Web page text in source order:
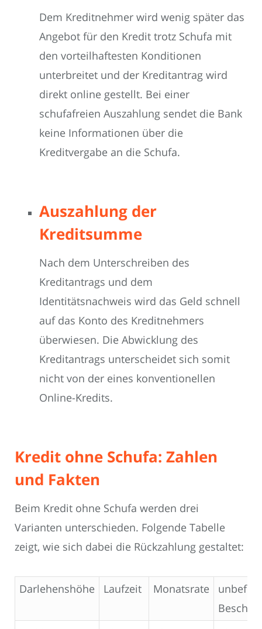
Dem Kreditnehmer wird wenig später das
Angebot für den Kredit trotz Schufa mit
den vorteilhaftesten Konditionen
unterbreitet und der Kreditantrag wird
direkt online gestellt. Bei einer
schufafreien Auszahlung sendet die Bank
keine Informationen über die
Kreditvergabe an die Schufa.
Auszahlung der
Kreditsumme
Nach dem Unterschreiben des
Kreditantrags und dem
Identitätsnachweis wird das Geld schnell
auf das Konto des Kreditnehmers
überwiesen. Die Abwicklung des
Kreditantrags unterscheidet sich somit
nicht von der eines konventionellen
Online-Kredits.
Kredit ohne Schufa: Zahlen
und Fakten
Beim Kredit ohne Schufa werden drei
Varianten unterschieden. Folgende Tabelle
zeigt, wie sich dabei die Rückzahlung gestaltet:
Darlehenshöhe Laufzeit Monatsrate